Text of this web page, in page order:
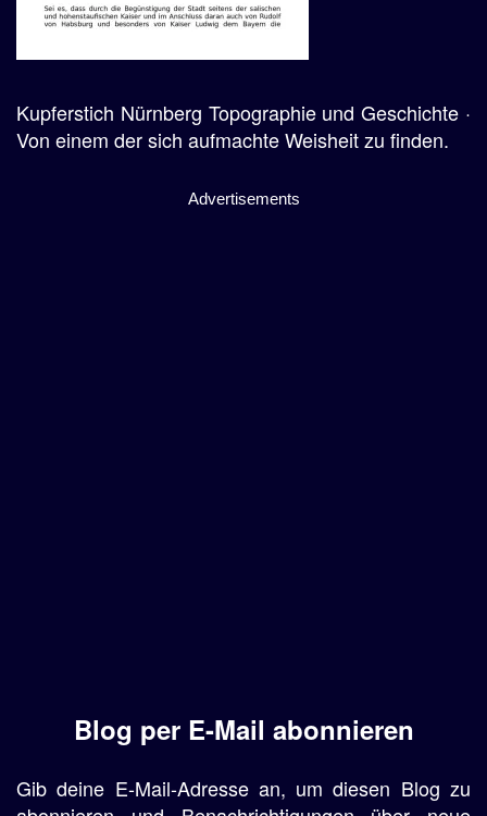
Kupferstich Nürnberg Topographie und Geschichte ·
Von einem der sich aufmachte Weisheit zu finden.
Advertisements
Blog per E-Mail abonnieren
Gib deine E-Mail-Adresse an, um diesen Blog zu